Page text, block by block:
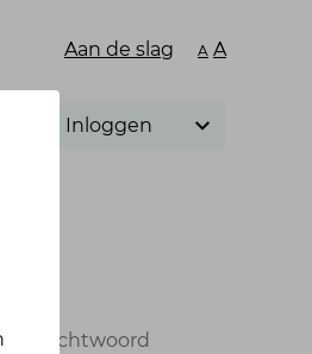
Aan de slag A A
Inloggen
je wachtwoord